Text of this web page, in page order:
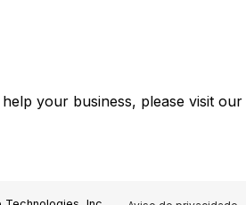
your business, please visit our